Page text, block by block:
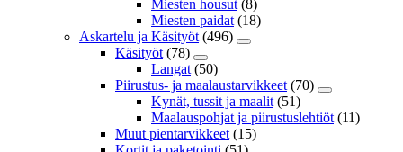
Miesten housut (8)
Miesten paidat (18)
Askartelu ja Käsityöt (496)
Käsityöt (78)
Langat (50)
Piirustus- ja maalaustarvikkeet (70)
Kynät, tussit ja maalit (51)
Maalauspohjat ja piirustuslehtiöt (11)
Muut pientarvikkeet (15)